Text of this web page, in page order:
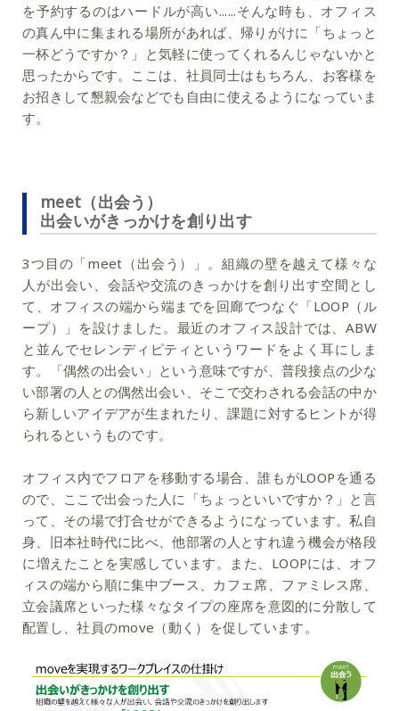
を予約するのはハードルが高い......そんな時も、オフィス
の真ん中に集まれる場所があれば、帰りがけに「ちょっと
一杯どうですか？」と気軽に使ってくれるんじゃないかと
思ったからです。ここは、 社員同士はもちろん、お客様を
お招きして懇親会などでも自由に使えるようになっていま
す。
meet（出会う）
出会いがきっかけを創り出す
3つ目の「meet（出会う）」。組織の壁を越えて様々な
人が出会い、会話や交流のきっかけを創り出す空間 とし
て、オフィスの端から端までを回廊でつなぐ「LOOP（ル
ープ）」を設けました。最近のオフィス設計では、ABW
と並んでセレンディピティというワードをよく耳にしま
す。「偶然の出会い」という意味ですが、普段接点の少な
い部署の人との偶然出会い、そこで交わされる会話の中か
ら新しいアイデアが生まれたり、課題に対するヒントが得
られるというものです。
オフィス内でフロアを移動する場合、誰もがLOOPを通る
ので、ここで出会った人に「ちょっといいですか？」と言
って、その場で打合せができるようになっています。私自
身、旧本社時代に比べ、他部署の人とすれ違う機会が格段
に増えたことを実感しています。また、LOOPには、オフ
ィスの端から順に集中ブース、カフェ席、ファミレス席、
立会議席といった様々なタイプの座席を意図的に分散して
配置し 、社員のmove（動く）を促しています。